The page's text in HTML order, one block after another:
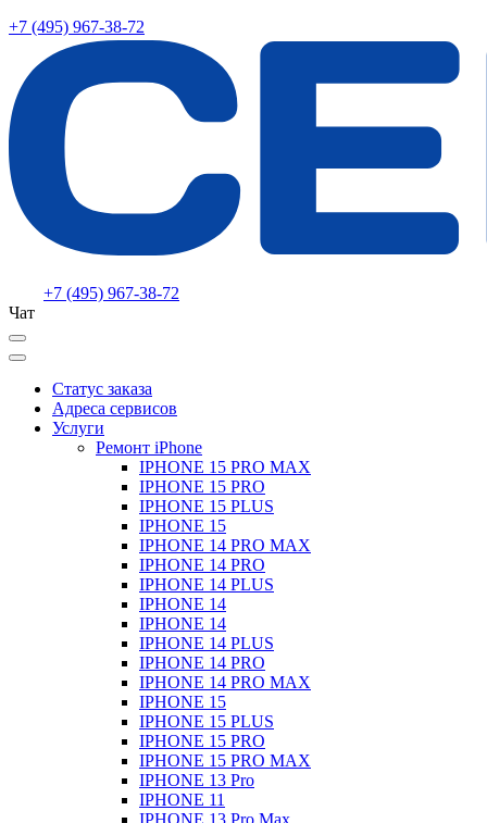
+7 (495) 967-38-72
+7 (495) 967-38-72
Чат
Статус заказа
Адреса сервисов
Услуги
Ремонт iPhone
IPHONE 15 PRO MAX
IPHONE 15 PRO
IPHONE 15 PLUS
IPHONE 15
IPHONE 14 PRO MAX
IPHONE 14 PRO
IPHONE 14 PLUS
IPHONE 14
IPHONE 14
IPHONE 14 PLUS
IPHONE 14 PRO
IPHONE 14 PRO MAX
IPHONE 15
IPHONE 15 PLUS
IPHONE 15 PRO
IPHONE 15 PRO MAX
IPHONE 13 Pro
IPHONE 11
IPHONE 13 Pro Max